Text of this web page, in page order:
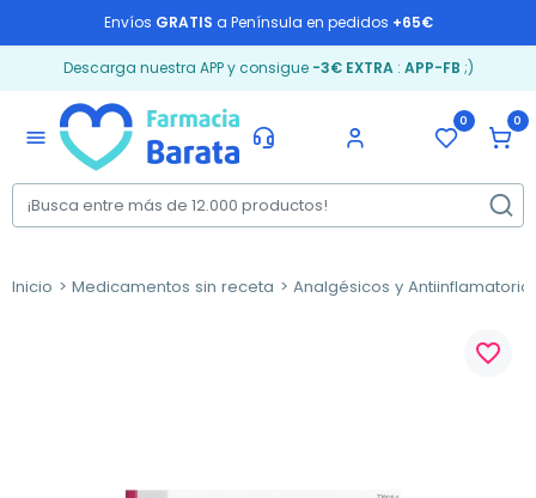
Envíos GRATIS a Península en pedidos +65€
Descarga nuestra APP y consigue -3€ EXTRA: APP-FB ;)
menu
0 0
Inicio Medicamentos sin receta Analgésicos y
favorite_border